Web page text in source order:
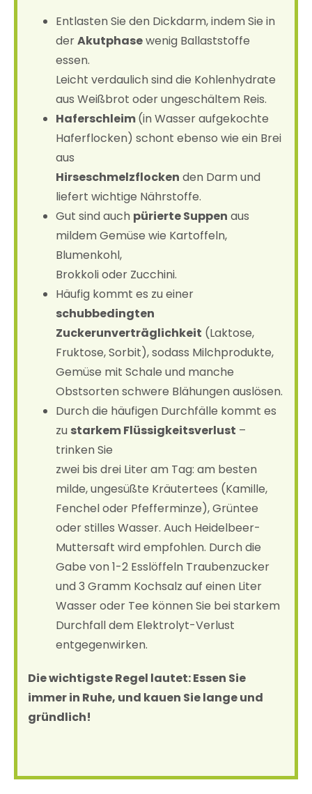
Entlasten Sie den Dickdarm, indem Sie in
derAkutphasewenig Ballaststoffe
essen.
Leicht verdaulich sind die Kohlenhydrate
aus Weißbrot oder ungeschältem Reis.
Haferschleim(in Wasser aufgekochte
Haferflocken) schont ebenso wie ein Brei
aus
Hirseschmelzflocken den Darm und
liefert wichtige Nährstoffe.
Gut sind auch pürierte Suppen aus
mildem Gemüse wie Kartoffeln,
Blumenkohl,
Brokkoli oder Zucchini.
Häufig kommt es zu einer
schubbedingten
Zuckerunverträglichkeit (Laktose,
Fruktose, Sorbit), sodass Milchprodukte,
Gemüse mit Schale und manche
Obstsorten schwere Blähungen auslösen.
Durch die häufigen Durchfälle kommt es
zu starkem Flüssigkeitsverlust –
trinken Sie
zwei bis drei Liter am Tag: am besten
milde, ungesüßte Kräutertees (Kamille,
Fenchel oder Pfefferminze), Grüntee
oder stilles Wasser. Auch Heidelbeer-
Muttersaft wird empfohlen. Durch die
Gabe von 1-2 Esslöffeln Traubenzucker
und 3 Gramm Kochsalz auf einen Liter
Wasser oder Tee können Sie bei starkem
Durchfall dem Elektrolyt-Verlust
entgegenwirken.
Die wichtigste Regel lautet: Essen Sie
immer in Ruhe, und kauen Sie lange und
gründlich!